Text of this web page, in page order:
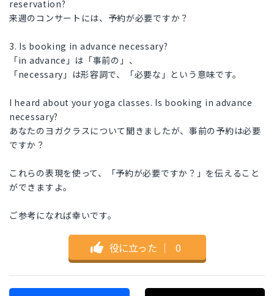
reservation?
来週のコンサートには、予約が必要ですか？
3. Is booking in advance necessary?
「in advance」は「事前の」、
「necessary」は形容詞で、「必要な」という意味です。
I heard about your yoga classes. Is booking in advance
necessary?
あなたのヨガクラスについて聞きましたが、事前の予約は必要
ですか？
これらの表現を使って、「予約が必要ですか？」を伝えること
ができますよ。
ご参考になれば幸いです。
役に立った ｜ 0